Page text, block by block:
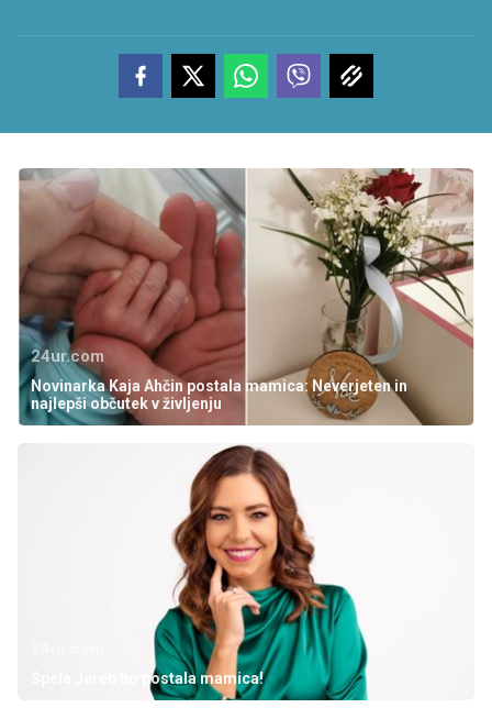
24ur.com
Novinarka Kaja Ahčin postala mamica: Neverjeten in
najlepši občutek v življenju
Špela Jereb bo postala mamica!